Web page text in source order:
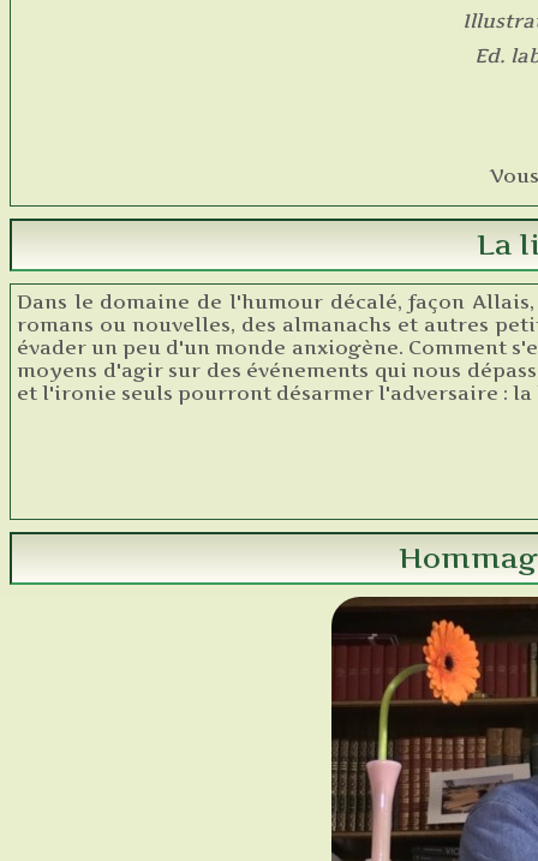
Ed.
La
Dans le domaine de l'humour décalé, façon
romans ou nouvelles, des almanachs et autres
évader un peu d'un monde anxiogène. Comment
moyens d'agir sur des événements qui nous
et l'ironie seuls pourront désarmer l'adversaire : la